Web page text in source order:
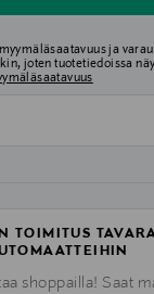
ja
joten tuotetiedoissa
TOIMITUS
shoppailla! Saat